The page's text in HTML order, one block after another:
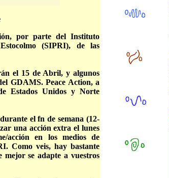
por parte del Instituto
(SIPRI), de las
el 15 de Abril, y algunos
GDAMS. Peace Action, a
Estados Unidos y Norte
el fn de semana (12-
una acción extra el lunes
acción en los medios de
Como veis, hay bastante
se adapte a vuestros